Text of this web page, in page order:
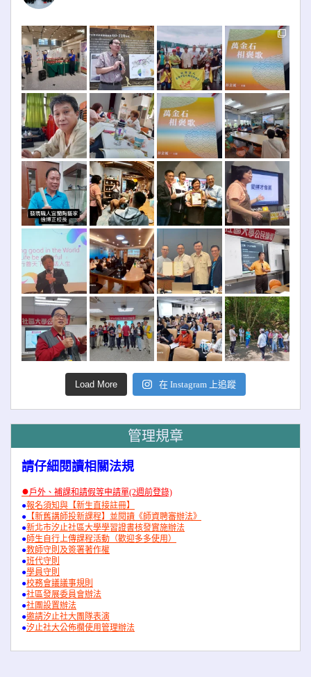
Load More 在 Instagram 上追蹤
管理規章
請仔細閱讀相關法規
●戶外、補課和請假等申請單(2週前登錄)
●報名須知與【新生直接註冊】
● 【新舊講師投新課程】並閱讀《師資聘審辦法》
●新北市汐止社區大學學習證書核發實施辦法
●師生自行上傳課程活動（歡迎多多使用）
●教師守則及簽署著作權
●班代守則
●學員守則
●校務會議議事規則
●社區發展委員會辦法
●社團設置辦法
●邀請汐止社大團隊表演
●汐止社大公佈欄使用管理辦法